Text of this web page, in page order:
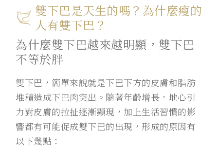
雙下巴是天生的嗎？為什麼瘦的
人有雙下巴？
為什麼雙下巴越來越明顯，雙下巴
不等於胖
雙下巴，簡單來說就是下巴下方的皮膚和脂肪
堆積造成下巴肉突出。隨著年齡增長，地心引
力對皮膚的拉扯逐漸顯現，加上生活習慣的影
響都有可能促成雙下巴的出現，形成的原因有
以下幾點：